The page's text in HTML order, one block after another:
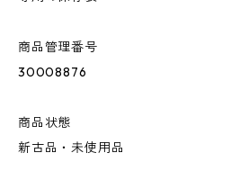
商品管理番号
30008876
商品状態
新古品・未使用品